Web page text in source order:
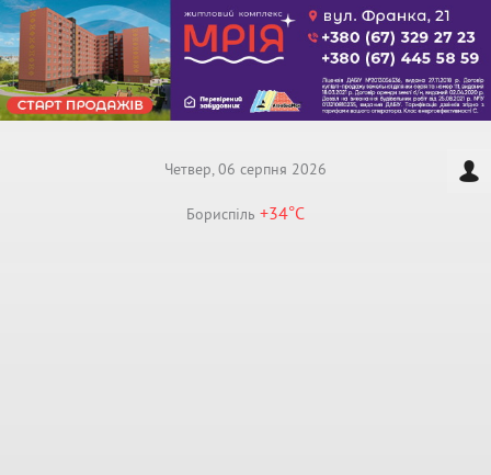
Четвер, 06 серпня 2026
Бориспiль +34°C